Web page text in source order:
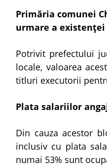
Primăria comunei
urmare a
Potrivit prefectului
locale, valoarea
titluri executorii
Plata salariilor
Din cauza acestor
inclusiv cu plata
numai 53% sunt